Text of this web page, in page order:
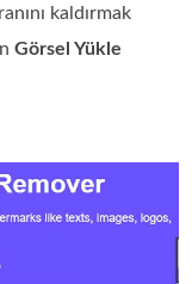
kaldırmak
Görsel Yükle